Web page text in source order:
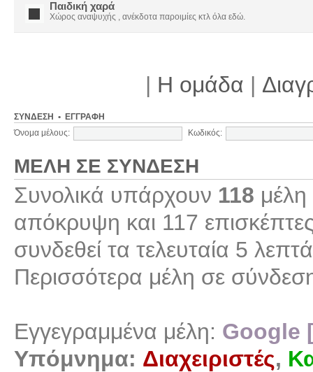
Παιδική χαρά
Χώρος αναψυχής , ανέκδοτα παροιμίες κτλ όλα εδώ.
| Η ομάδα |
ΣΎΝΔΕΣΗ • ΕΓΓΡΑΦΉ
Όνομα μέλους: Κωδικός:
ΜΈΛΗ ΣΕ ΣΎΝΔΕΣΗ
Συνολικά υπάρχουν 118
απόκρυψη και 117
συνδεθεί τα τελευταία 5
Περισσότερα μέλη σε
Εγγεγραμμένα μέλη: Google
Υπόμνημα: Διαχειριστές,